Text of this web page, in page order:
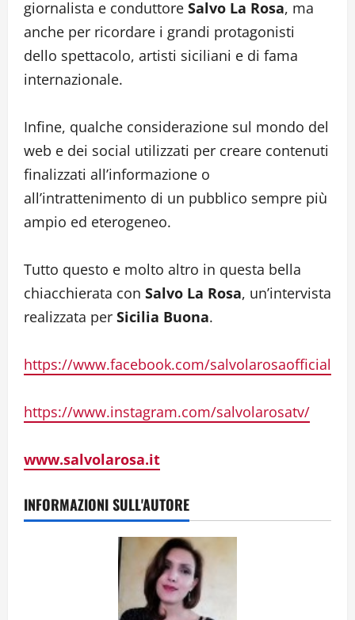
giornalista e conduttore Salvo La Rosa, ma
anche per ricordare i grandi protagonisti
dello spettacolo, artisti siciliani e di fama
internazionale.
Infine, qualche considerazione sul mondo del
web e dei social utilizzati per creare contenuti
finalizzati all’informazione o
all’intrattenimento di un pubblico sempre più
ampio ed eterogeneo.
Tutto questo e molto altro in questa bella
chiacchierata con Salvo La Rosa, un’intervista
realizzata per Sicilia Buona.
https://www.facebook.com/salvolarosaofficial
https://www.instagram.com/salvolarosatv/
www.salvolarosa.it
INFORMAZIONI SULL'AUTORE